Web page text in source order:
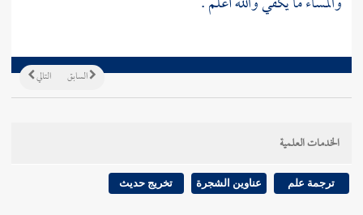
التالي السابق
الخدمات العلمية
ترجمة علم عناوين الشجرة تخريج حديث